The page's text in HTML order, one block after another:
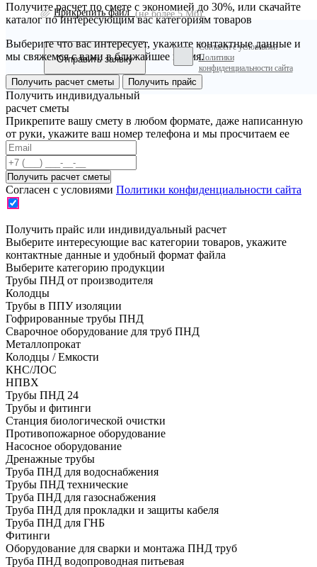
Прикрепить файл(не более 5 Мб)
Согласен с условиями
Политики
конфиденциальности сайта
Получите расчет по смете с экономией до 30%, или скачайте
каталог по интересующим вас категориям товаров
Выберите что вас интересует, укажите контактные данные и
мы свяжемся с вами в ближайшее время.
Получить расчет сметы Получить прайс
Получить индивидуальный
расчет сметы
Прикрепите вашу смету в любом формате, даже написанную
от руки, укажите ваш номер телефона и мы просчитаем ее
Согласен с условиями Политики конфиденциальности сайта
Получить прайс или индивидуальный расчет
Выберите интересующие вас категории товаров, укажите
контактные данные и удобный формат файла
Выберите категорию продукции
Трубы ПНД от производителя
Колодцы
Трубы в ППУ изоляции
Гофрированные трубы ПНД
Сварочное оборудование для труб ПНД
Металлопрокат
Колодцы / Емкости
КНС/ЛОС
НПВХ
Трубы ПНД 24
Трубы и фитинги
Cтанция биологической очистки
Противопожарное оборудование
Насосное оборудование
Дренажные трубы
Труба ПНД для водоснабжения
Трубы ПНД технические
Труба ПНД для газоснабжения
Труба ПНД для прокладки и защиты кабеля
Труба ПНД для ГНБ
Фитинги
Оборудование для сварки и монтажа ПНД труб
Труба ПНД водопроводная питьевая